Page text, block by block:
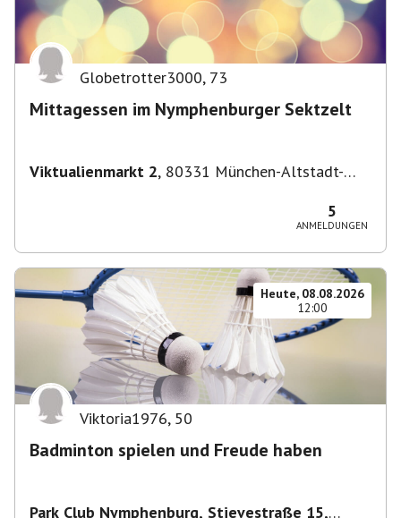
Globetrotter3000, 73
Mittagessen im Nymphenburger Sektzelt
Viktualienmarkt 2, 80331 München-Altstadt-
5
ANMELDUNGEN
Heute, 08.08.2026
12:00
Viktoria1976, 50
Badminton spielen und Freude haben
Park Club Nymphenburg, Stievestraße 15,